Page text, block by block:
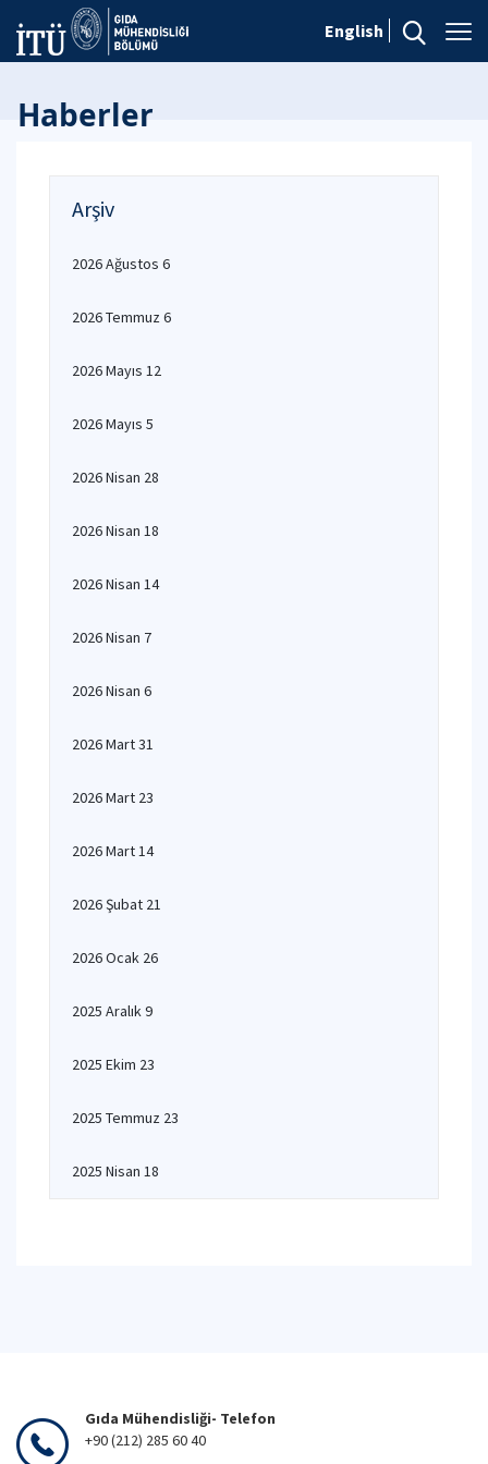
English
Haberler
Arşiv
2026 Ağustos 6
2026 Temmuz 6
2026 Mayıs 12
2026 Mayıs 5
2026 Nisan 28
2026 Nisan 18
2026 Nisan 14
2026 Nisan 7
2026 Nisan 6
2026 Mart 31
2026 Mart 23
2026 Mart 14
2026 Şubat 21
2026 Ocak 26
2025 Aralık 9
2025 Ekim 23
2025 Temmuz 23
2025 Nisan 18
Gıda Mühendisliği- Telefon
+90 (212) 285 60 40